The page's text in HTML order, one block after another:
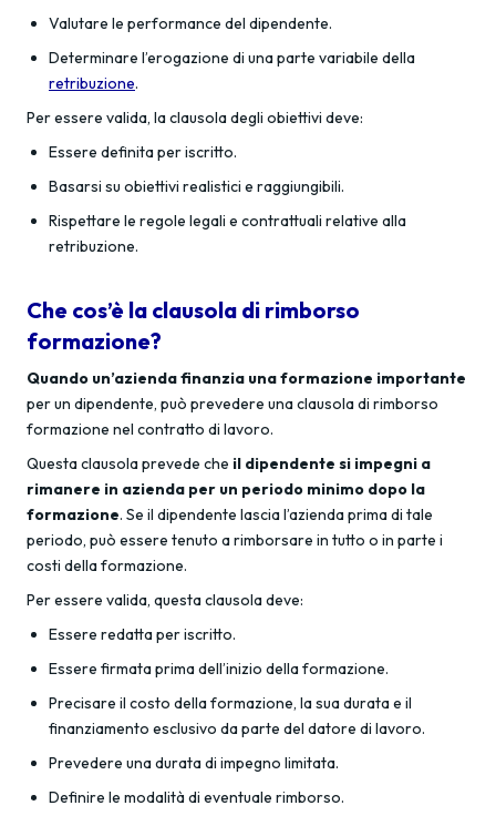
Valutare le performance del dipendente.
Determinare l’erogazione di una parte variabile della
retribuzione.
Per essere valida, la clausola degli obiettivi deve:
Essere definita per iscritto.
Basarsi su obiettivi realistici e raggiungibili.
Rispettare le regole legali e contrattuali relative alla
retribuzione.
Che cos’è la clausola di rimborso
formazione?
Quando un’azienda finanzia una formazione importante
per un dipendente, può prevedere una clausola di rimborso
formazione nel contratto di lavoro.
Questa clausola prevede che il dipendente si impegni a
rimanere in azienda per un periodo minimo dopo la
formazione. Se il dipendente lascia l’azienda prima di tale
periodo, può essere tenuto a rimborsare in tutto o in parte i
costi della formazione.
Per essere valida, questa clausola deve:
Essere redatta per iscritto.
Essere firmata prima dell’inizio della formazione.
Precisare il costo della formazione, la sua durata e il
finanziamento esclusivo da parte del datore di lavoro.
Prevedere una durata di impegno limitata.
Definire le modalità di eventuale rimborso.